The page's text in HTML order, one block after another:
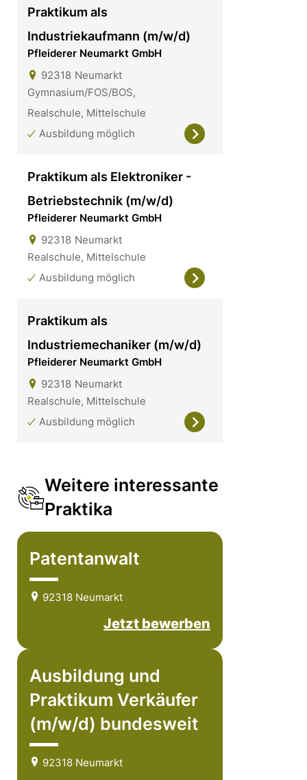
Praktikum als
Industriekaufmann (m/w/d)
Pfleiderer Neumarkt GmbH
92318 Neumarkt
Gymnasium/FOS/BOS,
Realschule, Mittelschule
Ausbildung möglich
Praktikum als Elektroniker -
Betriebstechnik (m/w/d)
Pfleiderer Neumarkt GmbH
92318 Neumarkt
Realschule, Mittelschule
Ausbildung möglich
Praktikum als
Industriemechaniker (m/w/d)
Pfleiderer Neumarkt GmbH
92318 Neumarkt
Realschule, Mittelschule
Ausbildung möglich
Weitere interessante
Praktika
Patentanwalt
92318 Neumarkt
Jetzt bewerben
Ausbildung und
Praktikum Verkäufer
(m/w/d) bundesweit
92318 Neumarkt